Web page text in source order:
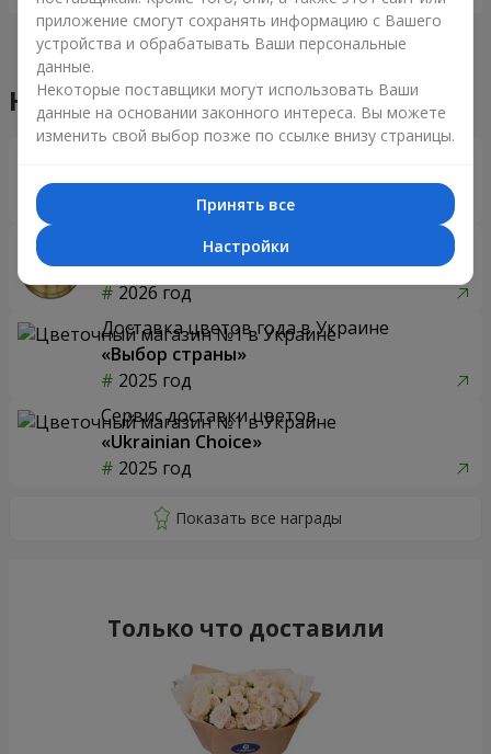
Наши достижения
Доставка цветов года в Украине
«Выбор страны»
Лучший цветочный магазин
«Ukrainian Business Award»
2026 год
Доставка цветов года в Украине
«Выбор страны»
2025 год
Сервис доставки цветов
«Ukrainian Choice»
2025 год
Только что доставили
приложение смогут сохранять информацию с Вашего
устройства и обрабатывать Ваши персональные
данные.
Некоторые поставщики могут использовать Ваши
данные на основании законного интереса. Вы можете
изменить свой выбор позже по ссылке внизу страницы.
Принять все
Настройки